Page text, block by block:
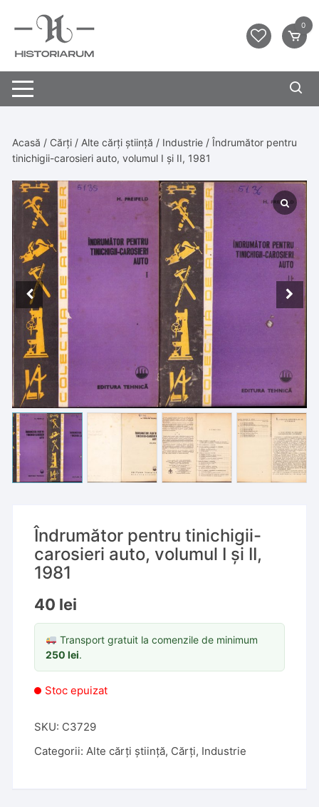
0
Acasă / Cărți / Alte cărți știință / Industrie / Îndrumător pentru
tinichigii-carosieri auto, volumul I și II, 1981
Îndrumător pentru tinichigii-
carosieri auto, volumul I și II,
1981
40 lei
Transport gratuit la comenzile de minimum
250lei.
Stoc epuizat
SKU: C3729
Categorii:Alte cărți știință, Cărți, Industrie